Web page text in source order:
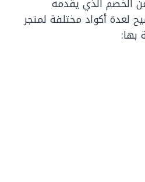
لعدة أكواد مختلفة لمتجر
بها: